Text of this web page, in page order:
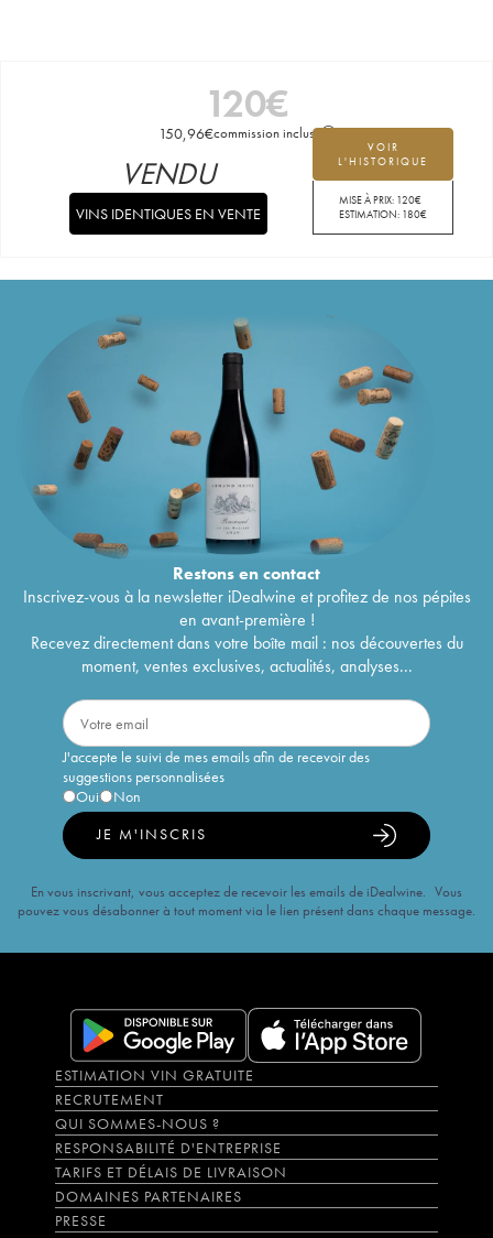
120€
150,96€commission incluse
VOIR
L'HISTORIQUE
MISE À PRIX: 120€
ESTIMATION: 180€
VENDU
VINS IDENTIQUES EN VENTE
Restons encontact
Inscrivez-vous à la newsletter iDealwine et profitez de nos pépites
en avant-première !
Recevez directement dans votre boîte mail : nos découvertes du
moment, ventes exclusives, actualités, analyses...
J'accepte le suivi de mes emails afin de recevoir des
suggestions personnalisées
Oui
Non
JE M'INSCRIS
En vous inscrivant, vous acceptez de recevoir les emails de iDealwine. Vous
pouvez vous désabonner à tout moment via le lien présent dans chaque message.
ESTIMATION VIN GRATUITE
RECRUTEMENT
QUI SOMMES-NOUS ?
RESPONSABILITÉ D'ENTREPRISE
TARIFS ET DÉLAIS DE LIVRAISON
DOMAINES PARTENAIRES
PRESSE